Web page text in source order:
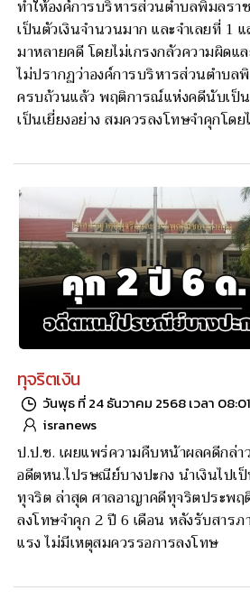
ทำให้องค์การบริหารส่วนตำบลพิมลรา
เป็นตัวเงินจำนวนมาก และจำเลยที่ 1
มาหลายคดี โดยไม่เกรงกลัวความผิด
ไม่ปรากฏว่าองค์การบริหารส่วนตำบล
ครบถ้วนแล้ว พฤติการณ์แห่งคดีนับเป็น
เป็นเยี่ยงอย่าง สมควรลงโทษจำคุกโด
ทุจริตเงิน
วันพุธ ที่ 24 ธันวาคม 2568 เวลา
isranews
ป.ป.ช. เผยแพร่ความคืบหน้าผลคดีกล่า
อดีตหน.ไปรษณีย์บางปะกง นำเงินไป
ทุจริต ล่าสุด ศาลอาญาคดีทุจริตประพ
ลงโทษจำคุก 2 ปี 6 เดือน หลังรับสาร
แรง ไม่มีเหตุสมควรรอการลงโทษ